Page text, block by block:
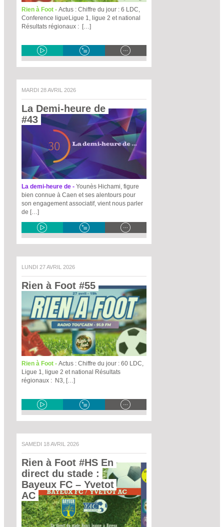
Rien à Foot - Actus : Chiffre du jour : 6 LDC,
Conference ligueLigue 1, ligue 2 et national
Résultats régionaux : […]
MARDI 28 AVRIL 2026
La Demi-heure de
#43
La demi-heure de - Younès Hichami, figure
bien connue à Caen et ses alentours pour
son engagement associatif, vient nous parler
de […]
LUNDI 27 AVRIL 2026
Rien à Foot #55
Rien à Foot - Actus : Chiffre du jour : 60 LDC,
Ligue 1, ligue 2 et national Résultats
régionaux : N3, […]
SAMEDI 18 AVRIL 2026
Rien à Foot #HS En
direct du stade :
Bayeux FC – Yvetot
AC